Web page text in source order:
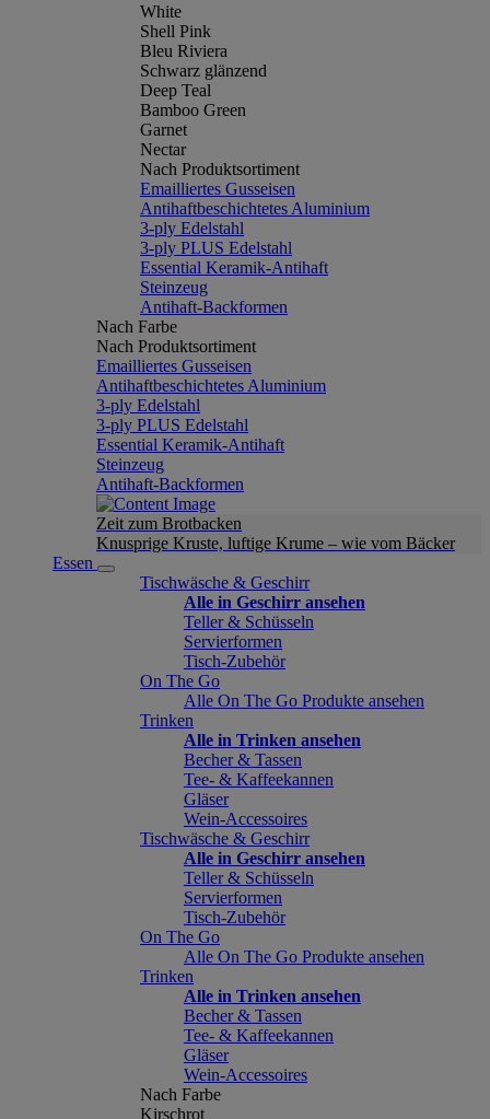
White
Shell Pink
Bleu Riviera
Schwarz glänzend
Deep Teal
Bamboo Green
Garnet
Nectar
Nach Produktsortiment
Emailliertes Gusseisen
Antihaftbeschichtetes Aluminium
3-ply Edelstahl
3-ply PLUS Edelstahl
Essential Keramik-Antihaft
Steinzeug
Antihaft-Backformen
Nach Farbe
Nach Produktsortiment
Emailliertes Gusseisen
Antihaftbeschichtetes Aluminium
3-ply Edelstahl
3-ply PLUS Edelstahl
Essential Keramik-Antihaft
Steinzeug
Antihaft-Backformen
Zeit zum Brotbacken
Knusprige Kruste, luftige Krume – wie vom Bäcker
Essen
Tischwäsche & Geschirr
Alle in Geschirr ansehen
Teller & Schüsseln
Servierformen
Tisch-Zubehör
On The Go
Alle On The Go Produkte ansehen
Trinken
Alle in Trinken ansehen
Becher & Tassen
Tee- & Kaffeekannen
Gläser
Wein-Accessoires
Tischwäsche & Geschirr
Alle in Geschirr ansehen
Teller & Schüsseln
Servierformen
Tisch-Zubehör
On The Go
Alle On The Go Produkte ansehen
Trinken
Alle in Trinken ansehen
Becher & Tassen
Tee- & Kaffeekannen
Gläser
Wein-Accessoires
Nach Farbe
Kirschrot